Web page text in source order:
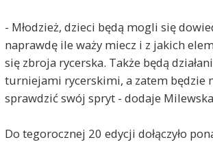
- Młodzież, dzieci będą mogli się
naprawdę ile waży miecz i z jakich
się zbroja rycerska. Także będą
turniejami rycerskimi, a zatem będzie
sprawdzić swój spryt - dodaje
Do tegorocznej 20 edycji dołączyło